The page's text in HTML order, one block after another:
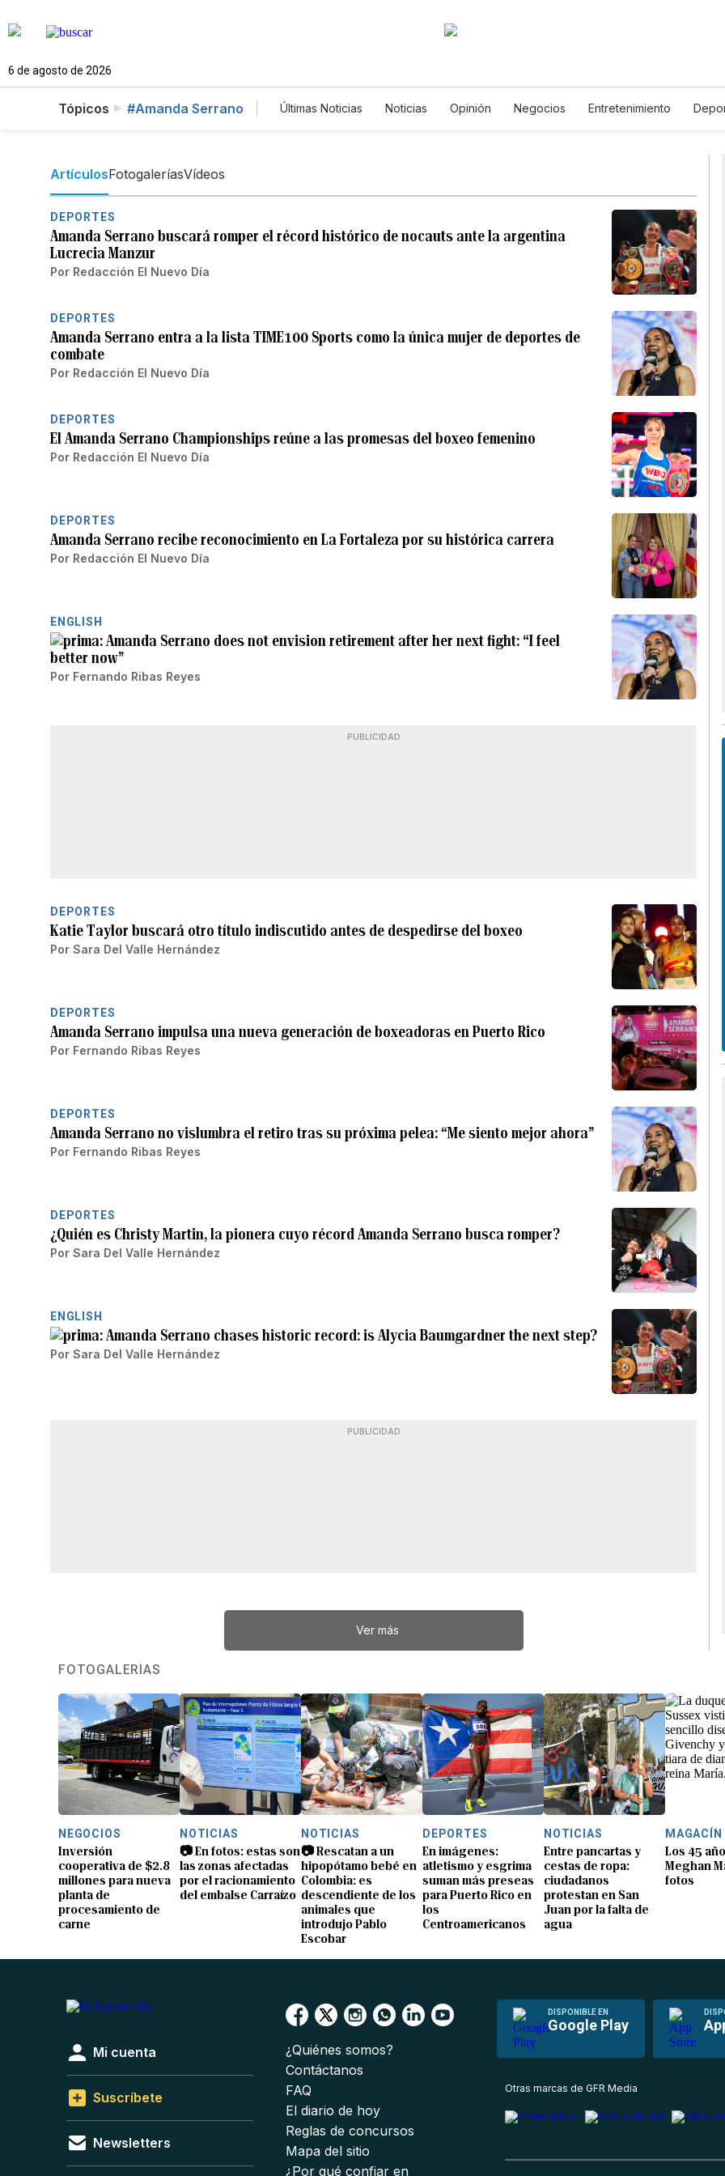
6 de agosto de 2026
Tópicos #Amanda Serrano Últimas Noticias Noticias Opinión Negocios Entretenimiento
ArtículosFotogaleríasVídeos
DEPORTES
Amanda Serrano buscará romper el récord histórico de nocauts ante la argentina
Lucrecia Manzur
Por Redacción El Nuevo Día
DEPORTES
Amanda Serrano entra a la lista TIME100 Sports como la única mujer de deportes de
combate
Por Redacción El Nuevo Día
DEPORTES
El Amanda Serrano Championships reúne a las promesas del boxeo femenino
Por Redacción El Nuevo Día
DEPORTES
Amanda Serrano recibe reconocimiento en La Fortaleza por su histórica carrera
Por Redacción El Nuevo Día
ENGLISH
Amanda Serrano does not envision retirement after her next fight: “I feel
better now”
Por Fernando Ribas Reyes
PUBLICIDAD
DEPORTES
Katie Taylor buscará otro título indiscutido antes de despedirse del boxeo
Por Sara Del Valle Hernández
DEPORTES
Amanda Serrano impulsa una nueva generación de boxeadoras en Puerto Rico
Por Fernando Ribas Reyes
DEPORTES
Amanda Serrano no vislumbra el retiro tras su próxima pelea: “Me siento mejor ahora”
Por Fernando Ribas Reyes
DEPORTES
¿Quién es Christy Martin, la pionera cuyo récord Amanda Serrano busca romper?
Por Sara Del Valle Hernández
ENGLISH
Amanda Serrano chases historic record: is Alycia Baumgardner the next step?
Por Sara Del Valle Hernández
PUBLICIDAD
Ver más
FOTOGALERÍAS
NEGOCIOS
Inversión
cooperativa de $2.8
millones para nueva
planta de
procesamiento de
carne
NOTICIAS
📷 En fotos: estas son
las zonas afectadas
por el racionamiento
del embalse Carraízo
NOTICIAS
📷 Rescatan a un
hipopótamo bebé en
Colombia: es
descendiente de los
animales que
introdujo Pablo
Escobar
DEPORTES
En imágenes:
atletismo y esgrima
suman más preseas
para Puerto Rico en
los
Centroamericanos
NOTICIAS
Entre pancartas y
cestas de ropa:
ciudadanos
protestan en San
Juan por la falta de
agua
MAGACÍN
Los 45
Meghan
fotos
DISPONIBLE EN
Google Play
Mi cuenta
Suscríbete
Newsletters
¿Quiénes somos?
Contáctanos
FAQ
El diario de hoy
Reglas de concursos
Mapa del sitio
¿Por qué confiar en
Otras marcas de GFR Media